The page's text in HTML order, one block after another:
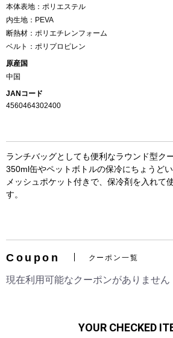
お買い物を続ける カー
本体表地：ポリエステル
内生地：PEVA
断熱材：ポリエチレンフォーム
ベルト：ポリプロピレン
原産国
中国
JANコード
4560464302400
ランチバッグとしても便利なラウンド型ク
350ml缶やペットボトルの保冷にちょうどい
メッシュポケット付きで、保冷剤を入れて
す。
Coupon クーポン一覧
現在利用可能なクーポンがありません
YOUR CHECKED